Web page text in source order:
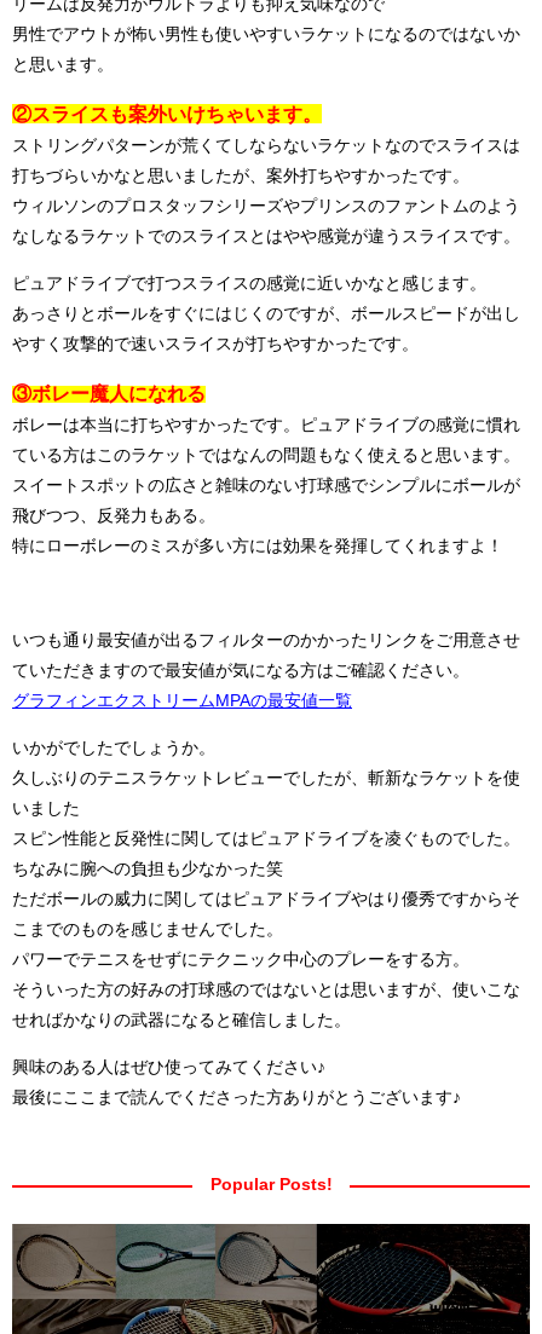
リームは反発力がウルトラよりも抑え気味なので
男性でアウトが怖い男性も使いやすいラケットになるのではないか
と思います。
②スライスも案外いけちゃいます。
ストリングパターンが荒くてしならないラケットなのでスライスは
打ちづらいかなと思いましたが、案外打ちやすかったです。
ウィルソンのプロスタッフシリーズやプリンスのファントムのよう
なしなるラケットでのスライスとはやや感覚が違うスライスです。
ピュアドライブで打つスライスの感覚に近いかなと感じます。
あっさりとボールをすぐにはじくのですが、ボールスピードが出し
やすく攻撃的で速いスライスが打ちやすかったです。
③ボレー魔人になれる
ボレーは本当に打ちやすかったです。ピュアドライブの感覚に慣れ
ている方はこのラケットではなんの問題もなく使えると思います。
スイートスポットの広さと雑味のない打球感でシンプルにボールが
飛びつつ、反発力もある。
特にローボレーのミスが多い方には効果を発揮してくれますよ！
いつも通り最安値が出るフィルターのかかったリンクをご用意させ
ていただきますので最安値が気になる方はご確認ください。
グラフィンエクストリームMPAの最安値一覧
いかがでしたでしょうか。
久しぶりのテニスラケットレビューでしたが、斬新なラケットを使
いました
スピン性能と反発性に関してはピュアドライブを凌ぐものでした。
ちなみに腕への負担も少なかった笑
ただボールの威力に関してはピュアドライブやはり優秀ですからそ
こまでのものを感じませんでした。
パワーでテニスをせずにテクニック中心のプレーをする方。
そういった方の好みの打球感のではないとは思いますが、使いこな
せればかなりの武器になると確信しました。
興味のある人はぜひ使ってみてください♪
最後にここまで読んでくださった方ありがとうございます♪
Popular Posts!